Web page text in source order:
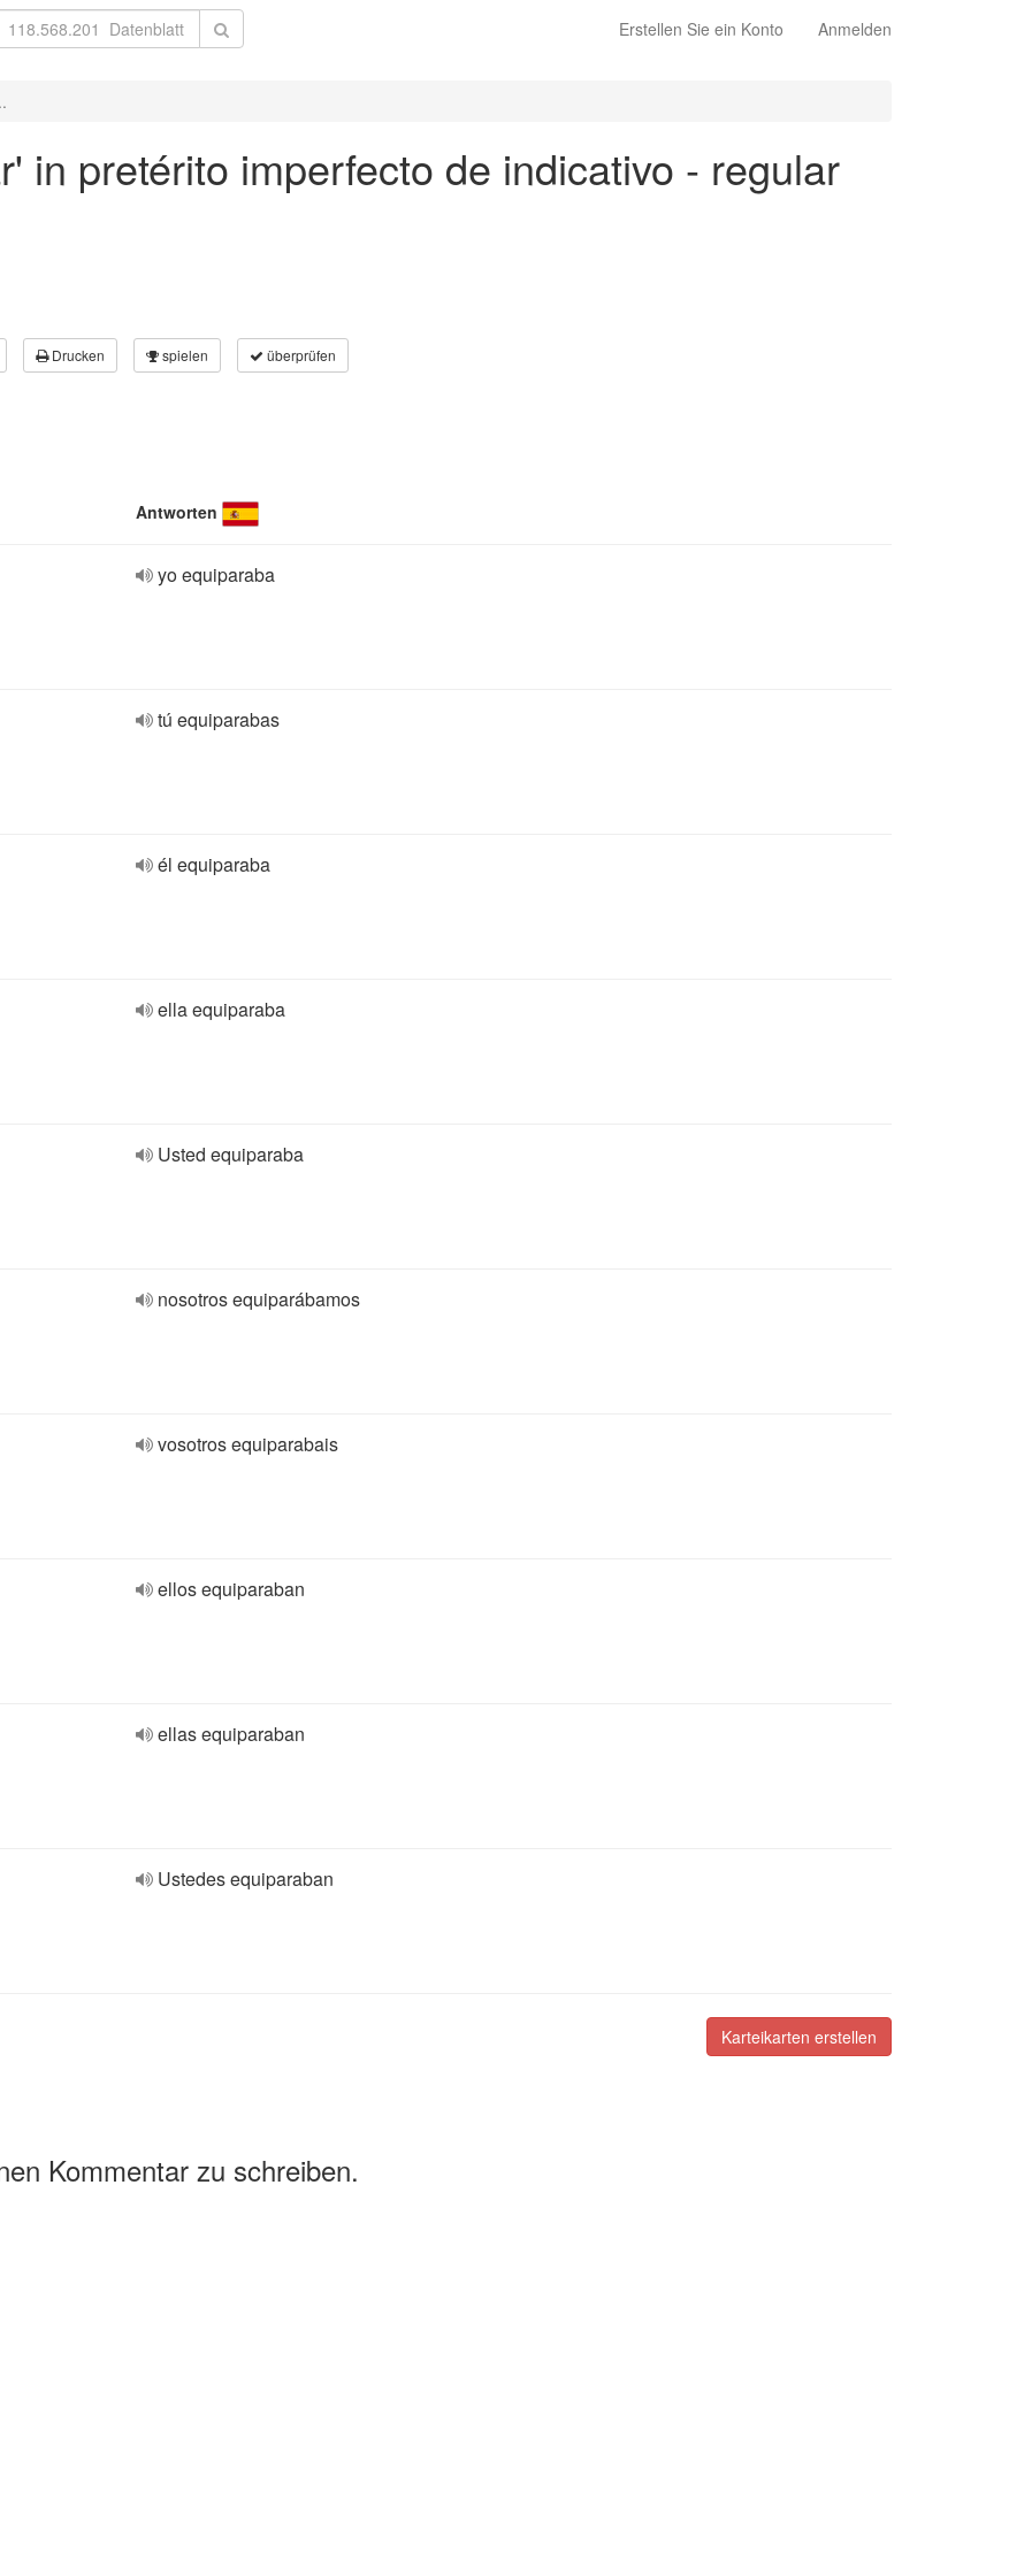
Erstellen Sie ein Konto Anmelden
in pretérito imperfecto de indicativo - regular
Drucken spielen überprüfen
Antworten
yo equiparaba
tú equiparabas
él equiparaba
ella equiparaba
Usted equiparaba
nosotros equiparábamos
vosotros equiparabais
ellos equiparaban
ellas equiparaban
Ustedes equiparaban
Karteikarten erstellen
Kommentar zu schreiben.